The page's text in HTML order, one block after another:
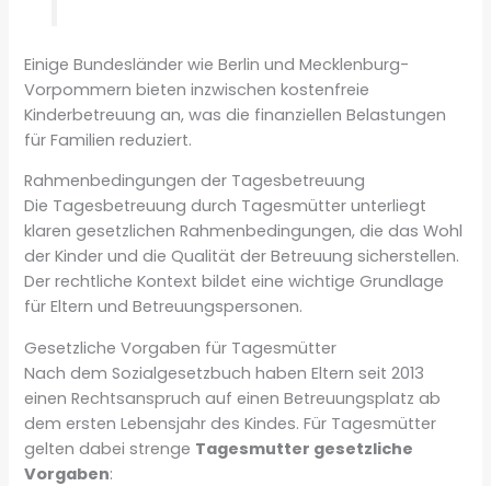
Einige Bundesländer wie Berlin und Mecklenburg-
Vorpommern bieten inzwischen kostenfreie
Kinderbetreuung an, was die finanziellen Belastungen
für Familien reduziert.
Rahmenbedingungen der Tagesbetreuung
Die Tagesbetreuung durch Tagesmütter unterliegt
klaren gesetzlichen Rahmenbedingungen, die das Wohl
der Kinder und die Qualität der Betreuung sicherstellen.
Der rechtliche Kontext bildet eine wichtige Grundlage
für Eltern und Betreuungspersonen.
Gesetzliche Vorgaben für Tagesmütter
Nach dem Sozialgesetzbuch haben Eltern seit 2013
einen Rechtsanspruch auf einen Betreuungsplatz ab
dem ersten Lebensjahr des Kindes. Für Tagesmütter
gelten dabei strenge Tagesmutter gesetzliche
Vorgaben: